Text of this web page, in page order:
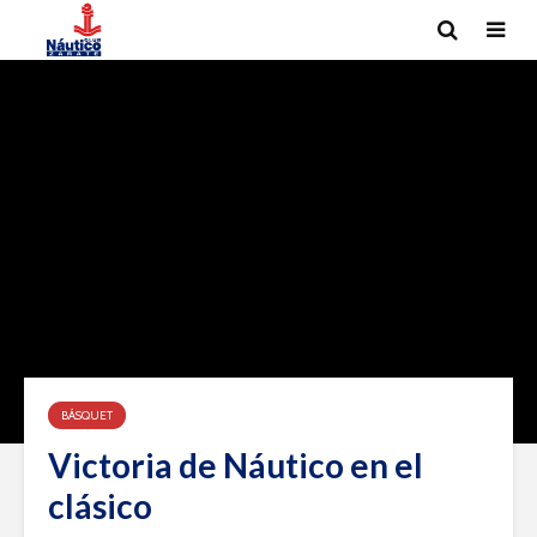
BÁSQUET
Victoria de Náutico en el
clásico